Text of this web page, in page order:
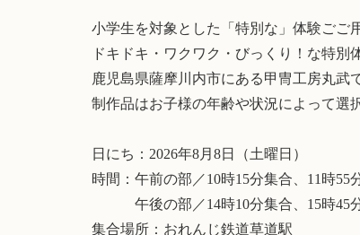
小学生を対象とした「特別な」体験ごご
ドキドキ・ワクワク・びっくり！な特別
鹿児島県薩摩川内市にある甲冑工房丸武
制作品はお子様の年齢や状況によって選
日にち：2026年8月8日（土曜日）
時間：午前の部／10時15分集合、11時
午後の部／14時10分集合、15時45
集合場所：おれんじ鉄道草道駅